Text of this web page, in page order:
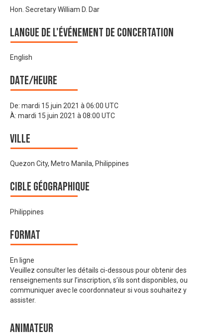
Hon. Secretary William D. Dar
Langue de l'événement de Concertation
English
Date/heure
De: mardi 15 juin 2021 à 06:00 UTC
À: mardi 15 juin 2021 à 08:00 UTC
Ville
Quezon City, Metro Manila, Philippines
Cible géographique
Philippines
Format
En ligne
Veuillez consulter les détails ci-dessous pour obtenir des
renseignements sur l’inscription, s’ils sont disponibles, ou
communiquer avec le coordonnateur si vous souhaitez y
assister.
Animateur